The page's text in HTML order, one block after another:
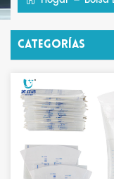
Categorías